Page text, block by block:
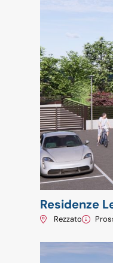
Residenze
Rezzato